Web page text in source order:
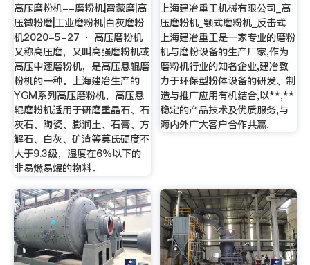
高压磨粉机--磨粉机|雷蒙磨|高
压微粉磨|工业磨粉机|白灰磨粉
机2020-5-27 · 高压磨粉机
又称高压磨，又叫高强磨粉机或
高压中速磨粉机，是高压悬辊磨
粉机的一种。上海建冶生产的
YGM系列高压磨粉机，高压悬
辊磨粉机适用于研磨重晶石、石
灰石、陶瓷、膨润土、石膏、方
解石、白灰、矿渣等莫氏硬度不
大于9.3级，湿度在6%以下的
非易燃易爆的物料。
上海建冶重工机械有限公司_高
压磨粉机_颚式磨粉机_反击式
上海建冶重工是一家专业的磨粉
机与磨粉设备的生产厂家,作为
磨粉机行业的知名企业,建冶致
力于环保型粉体设备的研发、制
造与推广应用有机结合,以**,**
稳定的产品技术及优质服务,与
海内外广大客户合作共赢.